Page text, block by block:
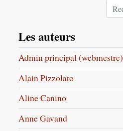
Les auteurs
Admin principal (webmestre)
Alain Pizzolato
Aline Canino
Anne Gavand